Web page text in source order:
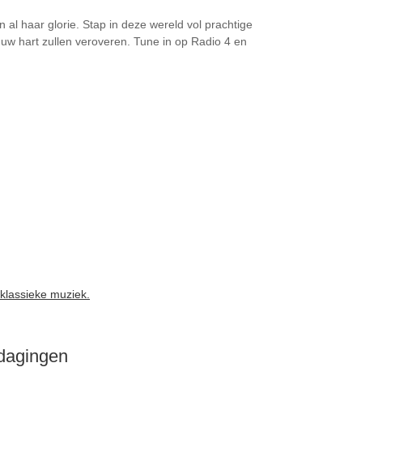
al haar glorie. Stap in deze wereld vol prachtige
hart zullen veroveren. Tune in op Radio 4 en
muziek.